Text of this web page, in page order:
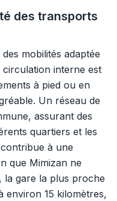
des transports
mobilités adaptée
circulation interne est
à pied ou en
Un réseau de
assurant des
quartiers et les
à une
que Mimizan ne
la gare la plus proche
environ 15 kilomètres,